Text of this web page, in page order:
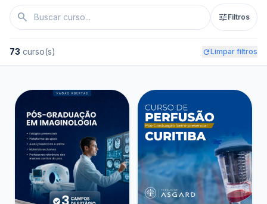
search tuneFiltros
73 curso(s) refreshLimpar filtros